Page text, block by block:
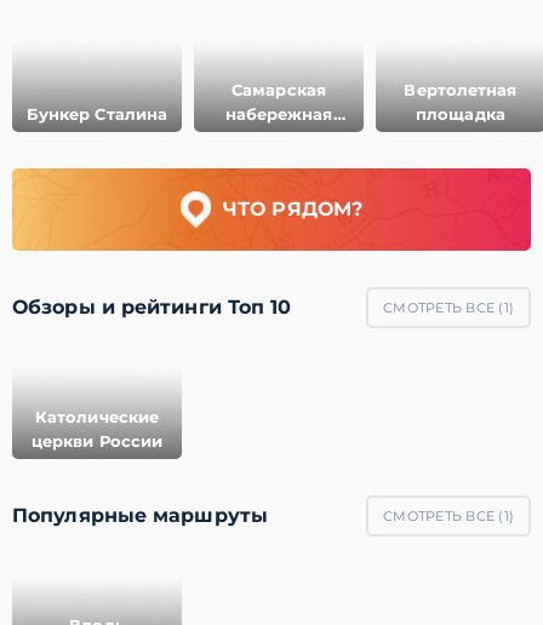
Бункер Сталина
Самарская
набережная
Волги
Вертолетная
площадка
ЧТО РЯДОМ?
Обзоры и рейтинги Топ 10 СМОТРЕТЬ ВСЕ (1)
Католические
церкви России
Популярные маршруты СМОТРЕТЬ ВСЕ (1)